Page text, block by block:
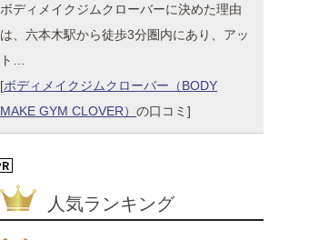
ボディメイクジムクローバーに決めた理由
は、六本木駅から徒歩3分圏内にあり、アッ
ト…
[ボディメイクジムクローバー（BODY
MAKE GYM CLOVER） の口コミ]
人気ランキング